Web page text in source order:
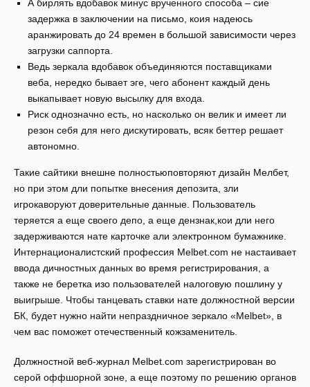
А бирлять вдобавок минус врученного способа – сие
задержка в заключении на письмо, коия надеюсь
аранжировать до 24 времен в большой зависимости через
загрузки саппорта.
Ведь зеркала вдобавок объединяются поставщиками
веба, нередко бывает эге, чего абонент каждый день
выкапывает новую высылку для входа.
Риск однозначно есть, но насколько он велик и имеет ли
резон себя для него дискутировать, всяк беттер решает
автономно.
Такие сайтики внешне полностьюповторяют дизайн Мелбет,
но при этом дли попытке внесения депозита, зли
игрокаворуют доверительные данные. Пользователь
теряется а еще своего депо, а еще дензнак,кои дли него
задерживаются нате карточке али электронном бумажнике.
Интернационалистский профессия Melbet.com не настаивает
ввода дичностных данных во время регистрирования, а
также не беретка изо пользователей налоговую пошлину у
выигрыше. Чтобы танцевать ставки нате должностной версии
БК, будет нужно найти непраздничное зеркало «Melbet», в
чем вас поможет отечественный кожзаменитель.
Должностной веб-журнал Melbet.com зарегистрирован во
серой оффшорной зоне, а еще поэтому по решению органов